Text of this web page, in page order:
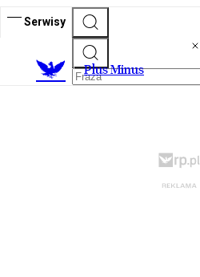
Serwisy
Plus Minus